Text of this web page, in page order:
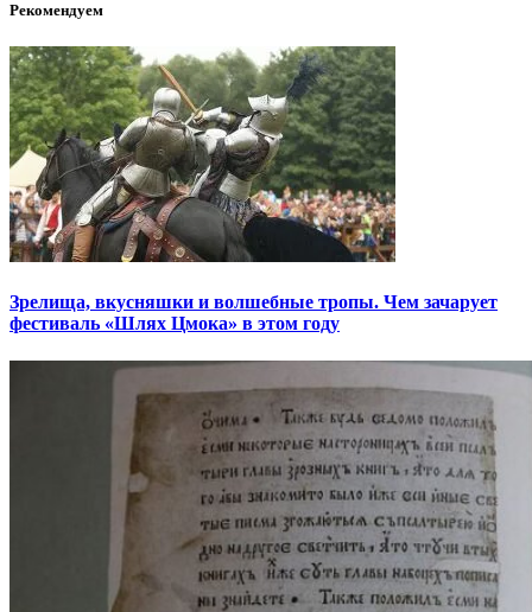
Рекомендуем
Зрелища, вкусняшки и волшебные тропы. Чем зачарует
фестиваль «Шлях Цмока» в этом году